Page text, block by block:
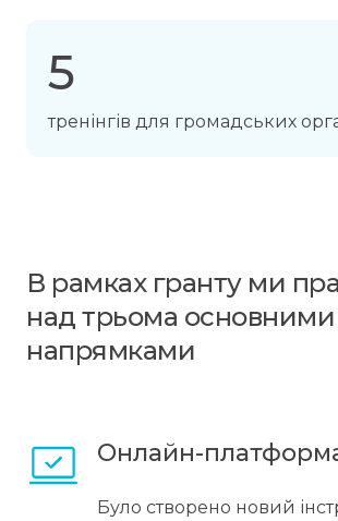
5
тренінгів для громадських
В рамках гранту ми
над трьома основними
напрямками
Онлайн-
Було створено новий